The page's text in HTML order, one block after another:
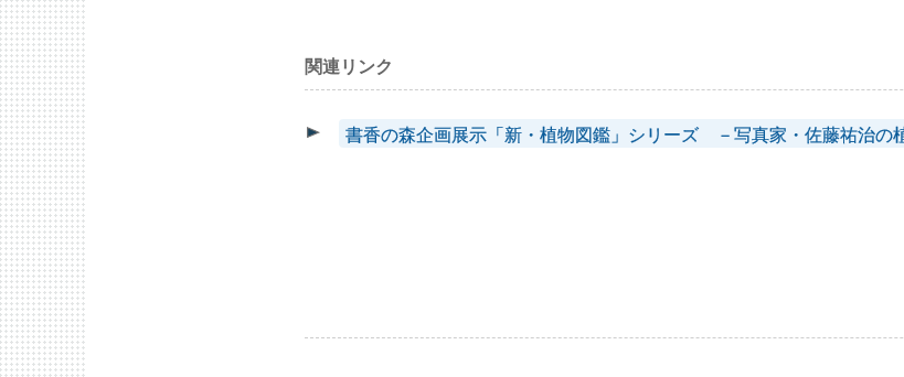
関連リンク
書香の森企画展示「新・植物図鑑」シリーズ －写真家・佐藤祐治